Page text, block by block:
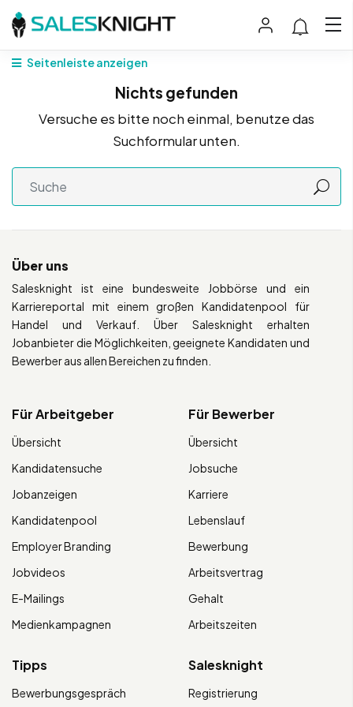
Seitenleiste anzeigen
Nichts gefunden
Versuche es bitte noch einmal, benutze das
Suchformular unten.
Über uns
Salesknight ist eine bundesweite Jobbörse und ein
Karriereportal mit einem großen Kandidatenpool für
Handel und Verkauf. Über Salesknight erhalten
Jobanbieter die Möglichkeiten, geeignete Kandidaten und
Bewerber aus allen Bereichen zu finden.
Für Arbeitgeber
Übersicht
Kandidatensuche
Jobanzeigen
Kandidatenpool
Employer Branding
Jobvideos
E-Mailings
Medienkampagnen
Für Bewerber
Übersicht
Jobsuche
Karriere
Lebenslauf
Bewerbung
Arbeitsvertrag
Gehalt
Arbeitszeiten
Tipps
Bewerbungsgespräch
Salesknight
Registrierung